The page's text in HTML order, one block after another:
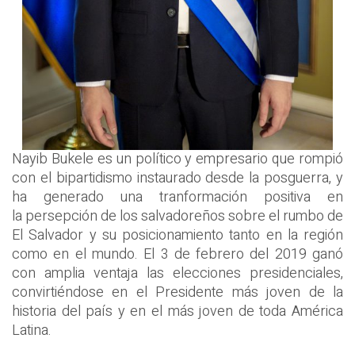
Nayib Bukele es un político y empresario que rompió
con el bipartidismo instaurado desde la posguerra, y
ha generado una tranformación positiva en
la persepción de los salvadoreños sobre el rumbo de
El Salvador y su posicionamiento tanto en la región
como en el mundo. El 3 de febrero del 2019 ganó
con amplia ventaja las elecciones presidenciales,
convirtiéndose en el Presidente más joven de la
historia del país y en el más joven de toda América
Latina.